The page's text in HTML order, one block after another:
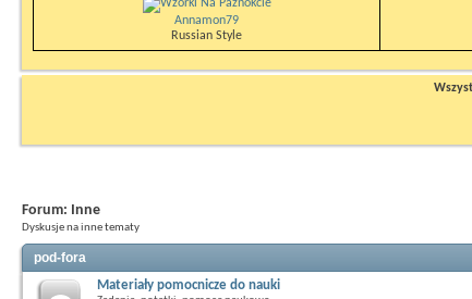
Annamon79
Russian Style
Forum: Inne
Dyskusje na inne tematy
pod-fora
Materiały pomocnicze do nauki